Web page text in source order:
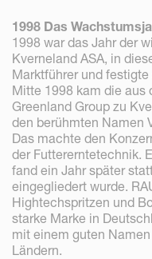
1998 Das
1998 war das Jahr der
Kverneland ASA, in
Marktführer und
Mitte 1998 kam die aus
Greenland Group zu
den berühmten Namen
Das machte den
der Futtererntetechnik.
fand ein Jahr später
eingegliedert wurde.
Hightechspritzen und
starke Marke in
mit einem guten
Ländern.